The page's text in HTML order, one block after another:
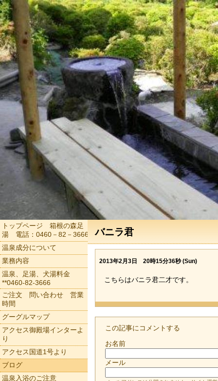
バニラ君
2013年2月3日 20時15分36秒 (Sun)
こちらはバニラ君二才です。
この記事にコメントする
お名前
メール
トップページ 箱根の森足
湯 電話：0460－82－3666
温泉成分について
業務内容
温泉、足湯、犬湯料金
**0460-82-3666
ご注文 問い合わせ 営業
時間
グーグルマップ
アクセス御殿場インターよ
り
アクセス国道1号より
ブログ
温泉入浴のご注意